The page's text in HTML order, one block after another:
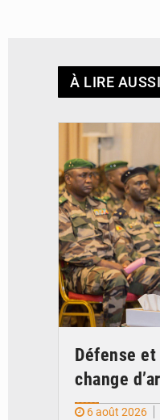
À LIRE AUSSI
© JDM
Défense
change
6 août 2026